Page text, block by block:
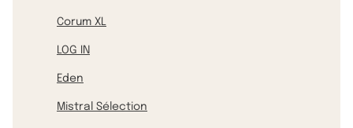
Corum XL
LOG IN
Eden
Mistral Sélection